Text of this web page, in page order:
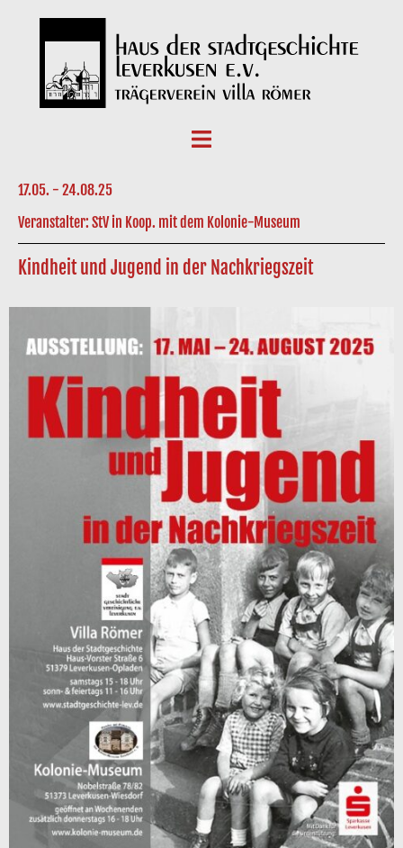
17.05. - 24.08.25
Veranstalter: StV in Koop. mit dem Kolonie-Museum
Kindheit und Jugend in der Nachkriegszeit